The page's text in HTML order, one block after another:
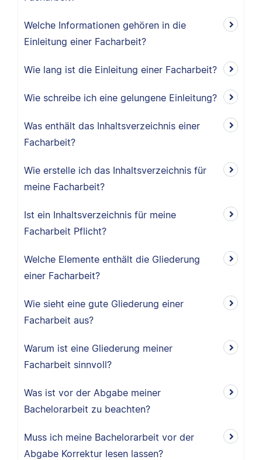
Welche Informationen gehören in die
Einleitung einer Facharbeit?
Wie lang ist die Einleitung einer Facharbeit?
Wie schreibe ich eine gelungene Einleitung?
Was enthält das Inhaltsverzeichnis einer
Facharbeit?
Wie erstelle ich das Inhaltsverzeichnis für
meine Facharbeit?
Ist ein Inhaltsverzeichnis für meine
Facharbeit Pflicht?
Welche Elemente enthält die Gliederung
einer Facharbeit?
Wie sieht eine gute Gliederung einer
Facharbeit aus?
Warum ist eine Gliederung meiner
Facharbeit sinnvoll?
Was ist vor der Abgabe meiner
Bachelorarbeit zu beachten?
Muss ich meine Bachelorarbeit vor der
Abgabe Korrektur lesen lassen?